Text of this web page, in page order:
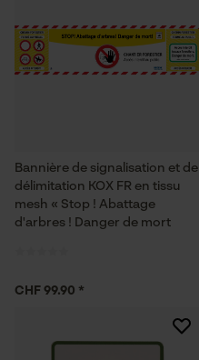
Bannière de signalisation et de
délimitation KOX FR en tissu
mesh « Stop ! Abattage
d'arbres ! Danger de mort
CHF 99.90 *